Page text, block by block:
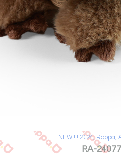
NEW !!! 2024, Rappa
RA-